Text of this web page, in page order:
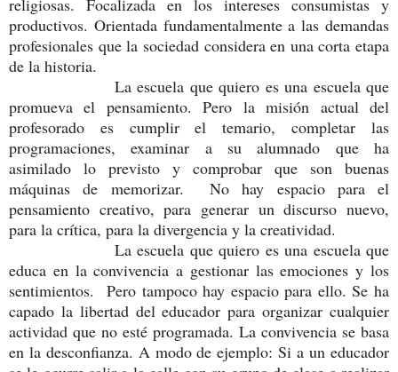
religiosas. Focalizada en los intereses consumistas y
productivos. Orientada fundamentalmente a las demandas
profesionales que la sociedad considera en una corta etapa
de la historia.
La escuela que quiero es una escuela que
promueva el pensamiento. Pero la misión actual del
profesorado es cumplir el temario, completar las
programaciones, examinar a su alumnado que ha
asimilado lo previsto y comprobar que son buenas
máquinas de memorizar. No hay espacio para el
pensamiento creativo, para generar un discurso nuevo,
para la crítica, para la divergencia y la creatividad.
La escuela que quiero es una escuela que
educa en la convivencia a gestionar las emociones y los
sentimientos. Pero tampoco hay espacio para ello. Se ha
capado la libertad del educador para organizar cualquier
actividad que no esté programada. La convivencia se basa
en la desconfianza. A modo de ejemplo: Si a un educador